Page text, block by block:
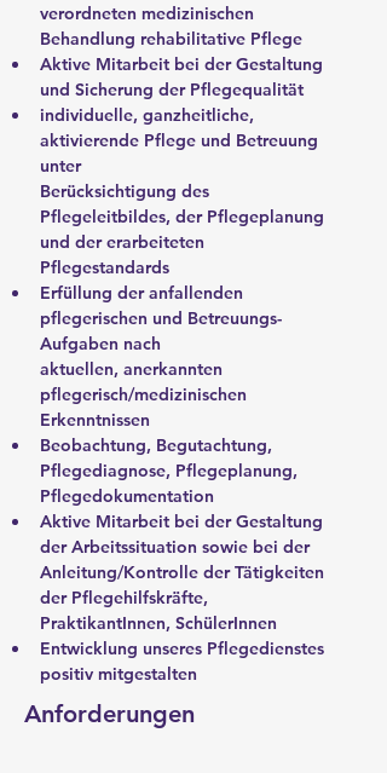
verordneten medizinischen
Behandlung rehabilitative Pflege
Aktive Mitarbeit bei der Gestaltung
und Sicherung der Pflegequalität
individuelle, ganzheitliche,
aktivierende Pflege und Betreuung
unter
Berücksichtigung des
Pflegeleitbildes, der Pflegeplanung
und der erarbeiteten
Pflegestandards
Erfüllung der anfallenden
pflegerischen und Betreuungs-
Aufgaben nach
aktuellen, anerkannten
pflegerisch/medizinischen
Erkenntnissen
Beobachtung, Begutachtung,
Pflegediagnose, Pflegeplanung,
Pflegedokumentation
Aktive Mitarbeit bei der Gestaltung
der Arbeitssituation sowie bei der
Anleitung/Kontrolle der Tätigkeiten
der Pflegehilfskräfte,
PraktikantInnen, SchülerInnen
Entwicklung unseres Pflegedienstes
positiv mitgestalten
Anforderungen